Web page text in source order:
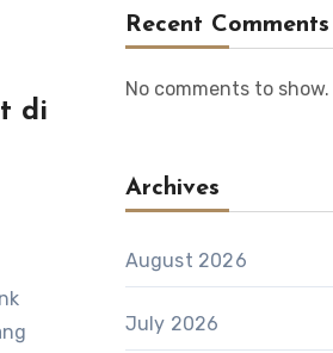
di
Recent Comments
No comments to show.
Archives
August 2026
July 2026